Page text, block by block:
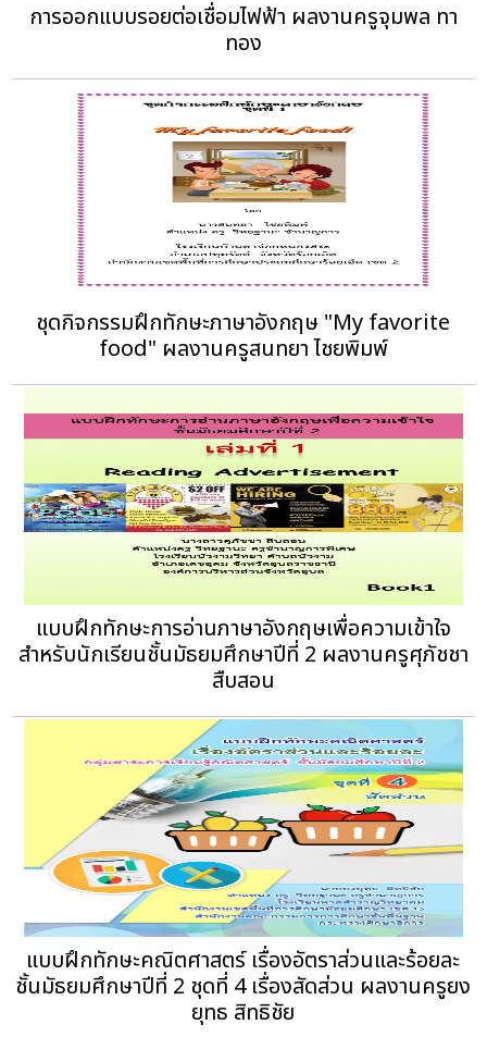
การออกแบบรอยต่อเชื่อมไฟฟ้า ผลงานครูจุมพล ทา
ทอง
ชุดกิจกรรมฝึกทักษะภาษาอังกฤษ "My favorite
food" ผลงานครูสนทยา ไชยพิมพ์
แบบฝึกทักษะการอ่านภาษาอังกฤษเพื่อความเข้าใจ
สำหรับนักเรียนชั้นมัธยมศึกษาปีที่ 2 ผลงานครูศุภัชชา
สืบสอน
แบบฝึกทักษะคณิตศาสตร์ เรื่องอัตราส่วนและร้อยละ
ชั้นมัธยมศึกษาปีที่ 2 ชุดที่ 4 เรื่องสัดส่วน ผลงานครูยง
ยุทธ สิทธิชัย